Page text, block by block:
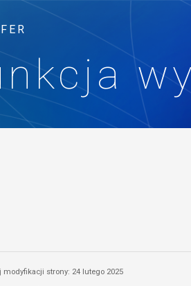
modyfikacji strony: 24 lutego 2025